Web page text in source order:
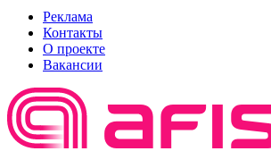
Реклама
Контакты
О проекте
Вакансии